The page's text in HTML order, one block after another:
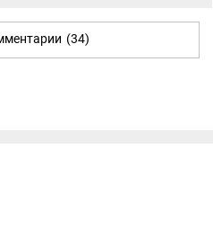
(34)